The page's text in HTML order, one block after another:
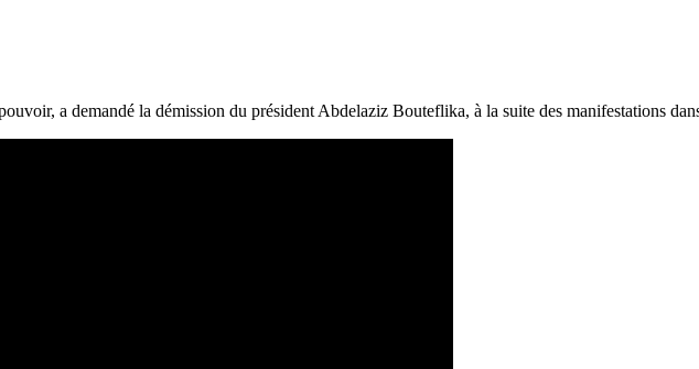
a demandé la démission du président Abdelaziz Bouteflika, à la suite des manifestations